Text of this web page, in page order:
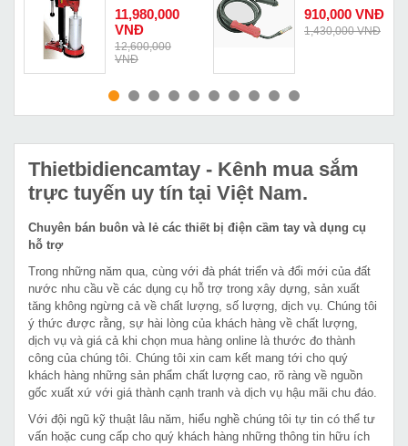
MUA NGAY
Power KF-500
11,980,000
VNĐ
12,600,000
VNĐ
MUA NGAY
910,000 VNĐ
1,430,000 VNĐ
Thietbidiencamtay - Kênh mua sắm
trực tuyến uy tín tại Việt Nam.
Chuyên bán buôn và lẻ các thiết bị điện cầm tay và dụng cụ
hỗ trợ
Trong những năm qua, cùng với đà phát triển và đổi mới của đất
nước nhu cầu về các dụng cụ hỗ trợ trong xây dựng, sản xuất
tăng không ngừng cả về chất lượng, số lượng, dịch vụ. Chúng tôi
ý thức được rằng, sự hài lòng của khách hàng về chất lượng,
dịch vụ và giá cả khi chọn mua hàng online là thước đo thành
công của chúng tôi. Chúng tôi xin cam kết mang tới cho quý
khách hàng những sản phẩm chất lượng cao, rõ ràng về nguồn
gốc xuất xứ với giá thành cạnh tranh và dịch vụ hậu mãi chu đáo.
Với đội ngũ kỹ thuật lâu năm, hiểu nghề chúng tôi tự tin có thể tư
vấn hoặc cung cấp cho quý khách hàng những thông tin hữu ích